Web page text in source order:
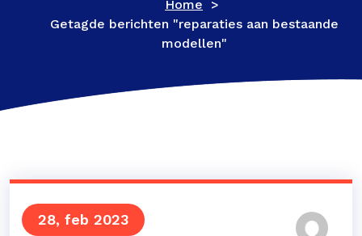
Home >
Getagde berichten "reparaties aan bestaande
modellen"
28, feb 2023